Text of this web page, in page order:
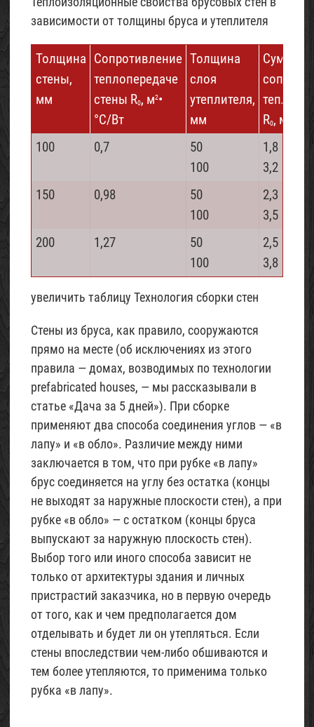
зависимости от толщины бруса и утеплителя
Толщина
стены,
мм
Сопротивление
теплопередаче
стены R0, м2•
°С/Вт
Толщина
слоя
утеплителя,
мм
R0, м
100
0,7
50
100
1,8
3,2
150
0,98
50
100
2,3
3,5
200
1,27
50
100
2,5
3,8
увеличить таблицу Технология сборки стен
Стены из бруса, как правило, сооружаются
прямо на месте (об исключениях из этого
правила — домах, возводимых по технологии
prefabricated houses, — мы рассказывали в
статье «Дача за 5 дней»). При сборке
применяют два способа соединения углов — «в
лапу» и «в обло». Различие между ними
заключается в том, что при рубке «в лапу»
брус соединяется на углу без остатка (концы
не выходят за наружные плоскости стен), а при
рубке «в обло» — с остатком (концы бруса
выпускают за наружную плоскость стен).
Выбор того или иного способа зависит не
только от архитектуры здания и личных
пристрастий заказчика, но в первую очередь
от того, как и чем предполагается дом
отделывать и будет ли он утепляться. Если
стены впоследствии чем-либо обшиваются и
тем более утепляются, то применима только
рубка «в лапу».